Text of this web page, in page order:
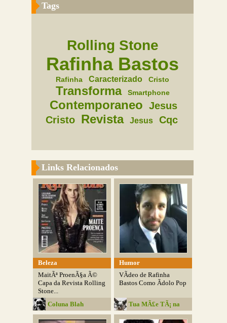
Tags
Rolling Stone
Rafinha Bastos
Rafinha Caracterizado Cristo
Transforma Smartphone
Contemporaneo
Jesus
Cristo
Revista Jesus Cqc
Links Relacionados
Beleza
MaitÃª ProenÃ§a Ã©
Capa da Revista Rolling
Stone...
Coluna Blah
Humor
VÃ­deo de Rafinha
Bastos Como Ãdolo Pop
Tua MÃ£e TÃ¡ na
Zona